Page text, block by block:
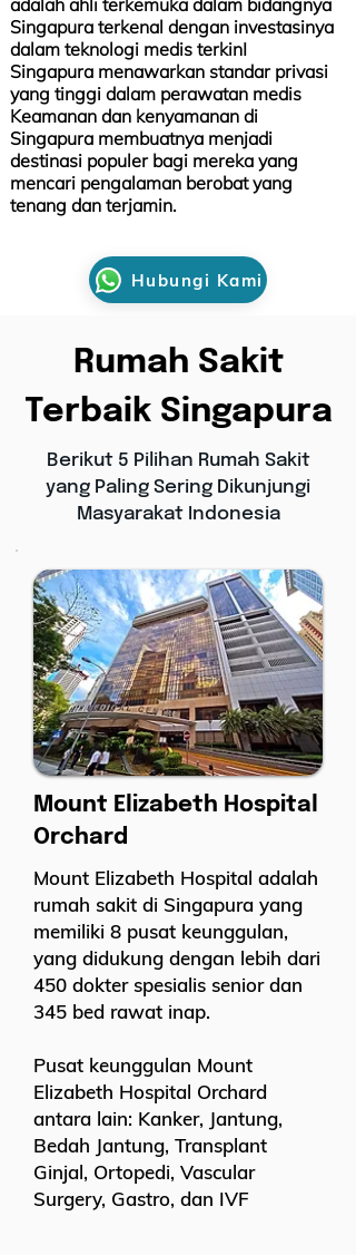
adalah ahli terkemuka dalam bidangnya
Singapura terkenal dengan investasinya
dalam teknologi medis terkinI
Singapura menawarkan standar privasi
yang tinggi dalam perawatan medis
Keamanan dan kenyamanan di
Singapura membuatnya menjadi
destinasi populer bagi mereka yang
mencari pengalaman berobat yang
tenang dan terjamin.
Hubungi Kami
Rumah Sakit
Terbaik Singapura
Berikut 5 Pilihan Rumah Sakit
yang Paling Sering Dikunjungi
Masyarakat Indonesia
Mount Elizabeth Hospital
Orchard
Mount Elizabeth Hospital adalah
rumah sakit di Singapura yang
memiliki 8 pusat keunggulan,
yang didukung dengan lebih dari
450 dokter spesialis senior dan
345 bed rawat inap.
Pusat keunggulan Mount
Elizabeth Hospital Orchard
antara lain: Kanker, Jantung,
Bedah Jantung, Transplant
Ginjal, Ortopedi, Vascular
Surgery, Gastro, dan IVF